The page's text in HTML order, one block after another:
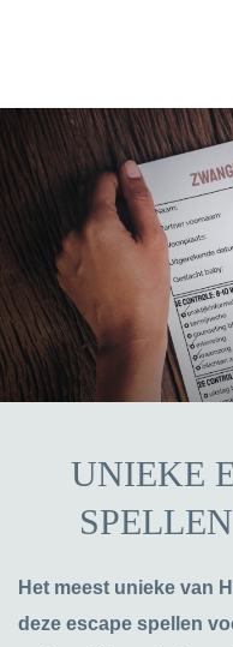
UNIEKE
Het meest unieke van
deze escape spellen